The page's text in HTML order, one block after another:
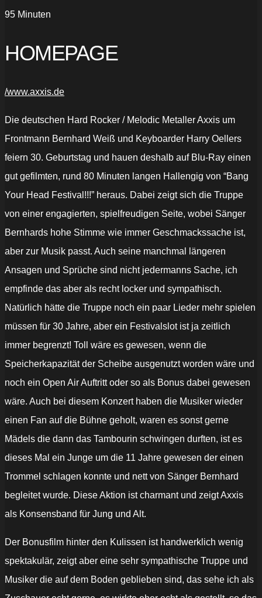
95 Minuten
HOMEPAGE
/www.axxis.de
Die deutschen Hard Rocker / Melodic Metaller Axxis um
Frontmann Bernhard Weiß und Keyboarder Harry Oellers
feiern 30. Geburtstag und hauen deshalb auf Blu-Ray einen
gut gefilmten, rund 80 Minuten langen Hallengig von “Bang
Your Head Festival!!!” heraus. Dabei zeigt sich die Truppe
von einer engagierten, spielfreudigen Seite, wobei Sänger
Bernhards hohe Stimme wie immer Geschmackssache ist,
aber zur Musik passt. Auch seine manchmal längeren
Ansagen und Sprüche sind nicht jedermanns Sache, ich
empfinde das aber als recht locker und sympathisch.
Natürlich hätte die Truppe noch ein paar Lieder mehr spielen
müssen für 30 Jahre, aber ein Festivalslot ist ja zeitlich
immer begrenzt! Toll wäre es gewesen, wenn die
Speicherkapazität der Scheibe ausgenutzt worden wäre und
noch ein Open Air Auftritt oder so als Bonus dabei gewesen
wäre. Auch bei diesem Konzert haben die Musiker wieder
einen Fan auf die Bühne geholt, waren es sonst gerne
Mädels die dann das Tambourin schwingen durften, ist es
dieses Mal ein Junge um die 11 Jahre gewesen der einen
Trommel schlagen konnte und nett von Sänger Bernhard
begleitet wurde. Diese Aktion ist charmant und zeigt Axxis
als Konsensband für Jung und Alt.
Der Bonusfilm hinter den Kulissen ist handwerklich wenig
spektakulär, zeigt aber eine sehr sympathische Truppe und
Musiker die auf dem Boden geblieben sind, das sehe ich als